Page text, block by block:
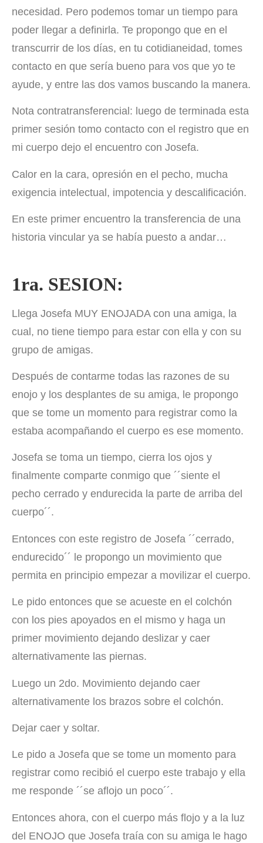
necesidad. Pero podemos tomar un tiempo para
poder llegar a definirla. Te propongo que en el
transcurrir de los días, en tu cotidianeidad, tomes
contacto en que sería bueno para vos que yo te
ayude, y entre las dos vamos buscando la manera.
Nota contratransferencial: luego de terminada esta
primer sesión tomo contacto con el registro que en
mi cuerpo dejo el encuentro con Josefa.
Calor en la cara, opresión en el pecho, mucha
exigencia intelectual, impotencia y descalificación.
En este primer encuentro la transferencia de una
historia vincular ya se había puesto a andar…
1ra. SESION:
Llega Josefa MUY ENOJADA con una amiga, la
cual, no tiene tiempo para estar con ella y con su
grupo de amigas.
Después de contarme todas las razones de su
enojo y los desplantes de su amiga, le propongo
que se tome un momento para registrar como la
estaba acompañando el cuerpo es ese momento.
Josefa se toma un tiempo, cierra los ojos y
finalmente comparte conmigo que ´´siente el
pecho cerrado y endurecida la parte de arriba del
cuerpo´´.
Entonces con este registro de Josefa ´´cerrado,
endurecido´´ le propongo un movimiento que
permita en principio empezar a movilizar el cuerpo.
Le pido entonces que se acueste en el colchón
con los pies apoyados en el mismo y haga un
primer movimiento dejando deslizar y caer
alternativamente las piernas.
Luego un 2do. Movimiento dejando caer
alternativamente los brazos sobre el colchón.
Dejar caer y soltar.
Le pido a Josefa que se tome un momento para
registrar como recibió el cuerpo este trabajo y ella
me responde ´´se aflojo un poco´´.
Entonces ahora, con el cuerpo más flojo y a la luz
del ENOJO que Josefa traía con su amiga le hago